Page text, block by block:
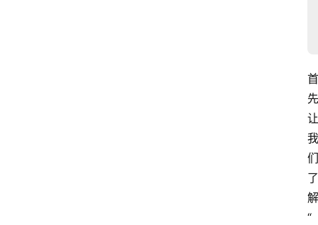
首
先
让
我
们
了
解
“